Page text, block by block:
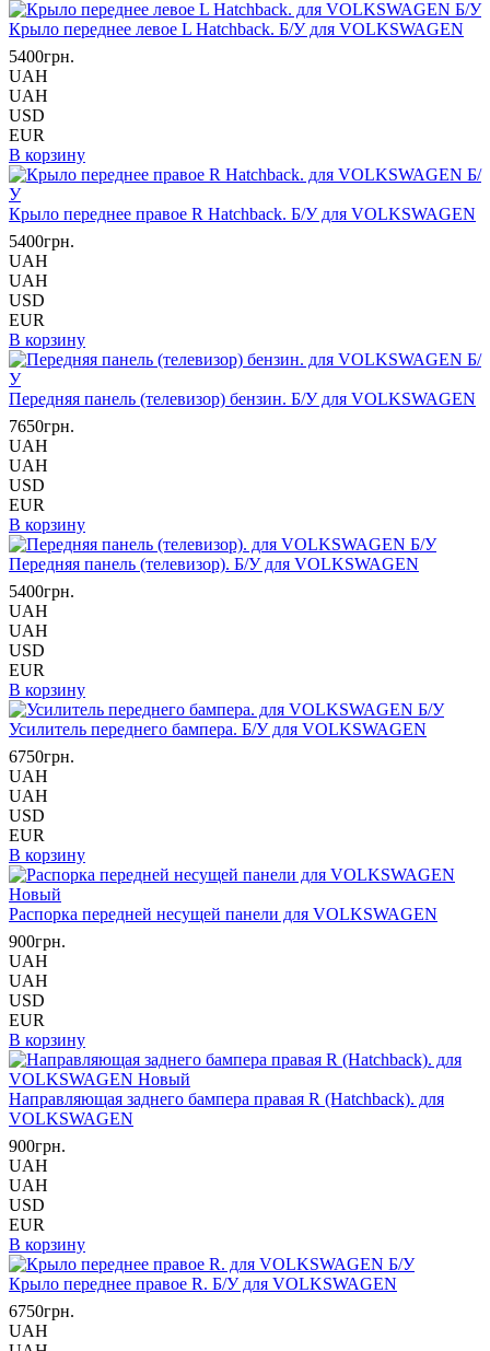
Крыло переднее левое L Hatchback. Б/У для VOLKSWAGEN
5400грн.
UAH
UAH
USD
EUR
В корзину
Крыло переднее правое R Hatchback. Б/У для VOLKSWAGEN
5400грн.
UAH
UAH
USD
EUR
В корзину
Передняя панель (телевизор) бензин. Б/У для VOLKSWAGEN
7650грн.
UAH
UAH
USD
EUR
В корзину
Передняя панель (телевизор). Б/У для VOLKSWAGEN
5400грн.
UAH
UAH
USD
EUR
В корзину
Усилитель переднего бампера. Б/У для VOLKSWAGEN
6750грн.
UAH
UAH
USD
EUR
В корзину
Распорка передней несущей панели для VOLKSWAGEN
900грн.
UAH
UAH
USD
EUR
В корзину
Направляющая заднего бампера правая R (Hatchback). для
VOLKSWAGEN
900грн.
UAH
UAH
USD
EUR
В корзину
Крыло переднее правое R. Б/У для VOLKSWAGEN
6750грн.
UAH